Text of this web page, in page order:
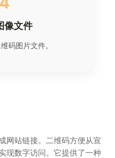
像文件
码图片文件。
网站链接。二维码方便从宣
现数字访问。它提供了一种